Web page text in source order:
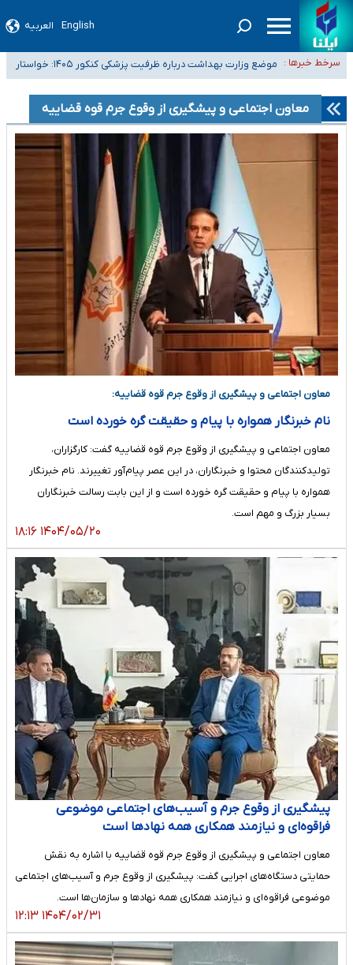
English العربیه
سرخط خبرها :
۴۰ تا ۵۰ روز گرمای نسبی در پیش داریم/ دمای تهران به ۳۸ درجه می‌رسد
موضع وزارت بهداشت درباره ظرفیت پزشکی کنکور ۱۴۰۵: خواستار
اصلاح ظرفیت‌ها هستیم، اما هنوز پاسخ مشخصی نگرفته‌ایم
تعویق آزمون ورودی دکترای تخصصی فرماندهی صحنه عملیات و دکترای
تخصصی جغرافیای نظامی دافوس آجا
خبرنگاران راویان حقیقت با دغدغه نان، مسکن و بیمه
آخرین وضعیت شیوع عفونت‌های تنفسی در کشور/ خوزستان و کرمان بالاتر از
آستانه هشدار
معاون اجتماعی و پیشگیری از وقوع جرم قوه قضاییه
معاون اجتماعی و پیشگیری از وقوع جرم قوه قضاییه:
نام خبرنگار همواره با پیام و حقیقت گره خورده است
معاون اجتماعی و پیشگیری از وقوع جرم قوه قضاییه گفت: کارگزاران،
تولیدکنندگان محتوا و خبرنگاران، در این عصر پیام‌­آور تغییرند. نام خبرنگار
همواره با پیام و حقیقت گره خورده است و از این بابت رسالت خبرنگاران
بسیار بزرگ و مهم است.
۱۴۰۴/۰۵/۲۰ ۱۸:۱۶
پیشگیری از وقوع جرم و آسیب‌های اجتماعی موضوعی
فراقوه‌ای و‌ نیازمند همکاری همه نهادها است
معاون اجتماعی و پیشگیری از وقوع جرم قوه قضاییه با اشاره به نقش
حمایتی دستگاه‌های اجرایی گفت: پیشگیری از وقوع جرم و آسیب‌های اجتماعی
موضوعی فراقوه‌ای و نیازمند همکاری همه نهاد‌ها و سازمان‌ها است.
۱۴۰۴/۰۲/۳۱ ۱۲:۱۳